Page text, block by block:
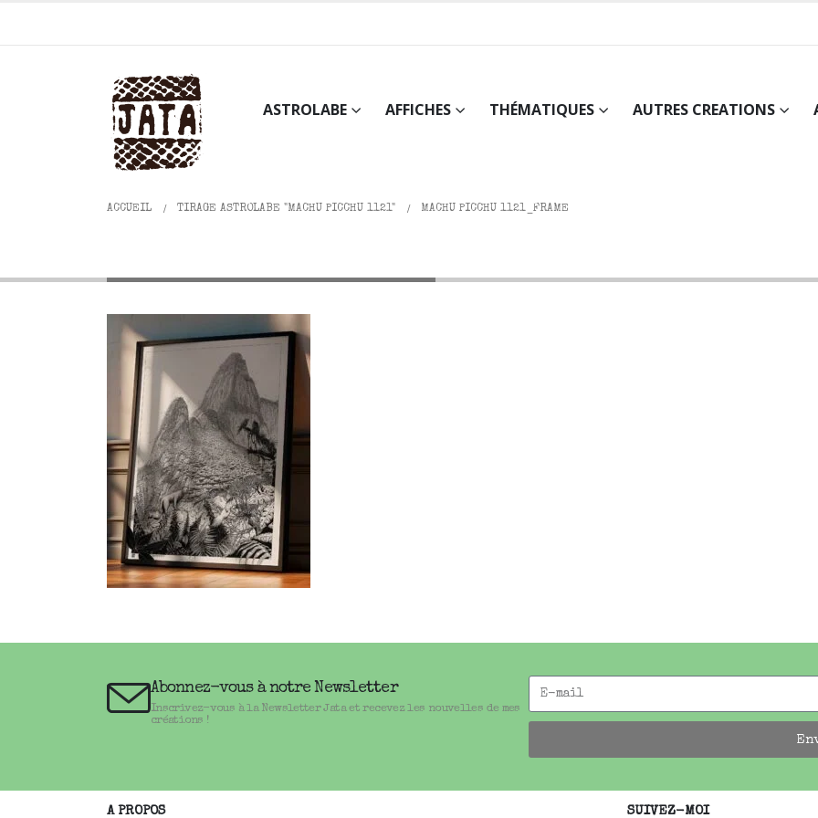
ASTROLABE AFFICHES THÉMATIQUES AUTRES CREATIONS
ACCUEIL TIRAGE ASTROLABE "MACHU PICCHU 1121" MACHU PICCHU 1121_FRAME
Abonnez-vous à notre Newsletter
Inscrivez-vous à la Newsletter Jata et recevez les nouvelles de mes
créations !
A PROPOS SUIVEZ-MOI